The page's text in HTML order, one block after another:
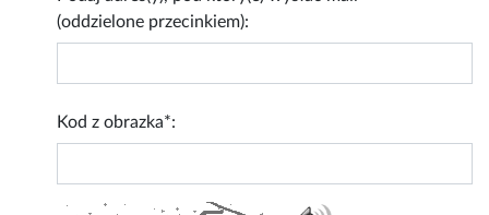
(oddzielone przecinkiem):
Kod z obrazka*: